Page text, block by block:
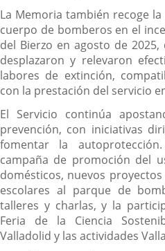
La Memoria también recoge
cuerpo de bomberos en el
del Bierzo en agosto de
desplazaron y relevaron
labores de extinción,
con la prestación del servicio
El Servicio continúa
prevención, con iniciativas
fomentar la
campaña de promoción del
domésticos, nuevos
escolares al parque de
talleres y charlas, y la
Feria de la Ciencia
Valladolid y las actividades